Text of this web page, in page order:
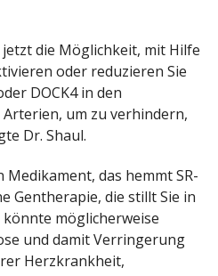
die Möglichkeit, mit Hilfe
oder reduzieren Sie
DOCK4 in den
um zu verhindern,
Dr. Shaul.
Medikament, das hemmt SR-
Gentherapie, die stillt Sie in
möglicherweise
und damit Verringerung
Herzkrankheit,